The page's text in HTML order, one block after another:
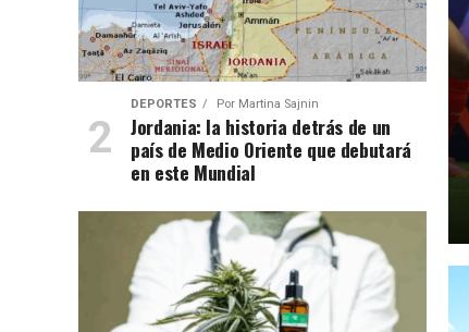
DEPORTES Por Martina Sajnin
Jordania: la historia detrás de un
país de Medio Oriente que debutará
en este Mundial